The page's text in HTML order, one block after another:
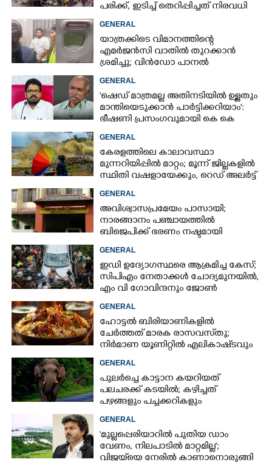
പരിക്ക്, ഇടിച്ച് തെറിപ്പിച്ചത് നിരവധി
GENERAL
യാത്രക്കിടെ വിമാനത്തിന്റെ
എമർജൻസി വാതിൽ തുറക്കാൻ
ശ്രമിച്ചു; വിൻഡോ പാനൽ
നെടുമ്പാശേരിയിൽ മലയാളി
അറസ്റ്റിൽ
GENERAL
'ഷെഡ് മാത്രമല്ല അതിനടിയിൽ ഉള്ളതും
മാന്തിയെടുക്കാൻ പാർട്ടിക്കറിയാം':
ഭീഷണി പ്രസംഗവുമായി കെ കെ
GENERAL
കേരളത്തിലെ കാലാവസ്ഥാ
മുന്നറിയിപ്പിൽ മാറ്റം; മൂന്ന് ജില്ലകളിൽ
സ്ഥിതി വഷളായേക്കും, റെഡ് അലർട്ട്
GENERAL
അവിശ്വാസപ്രമേയം പാസായി;
നാരങ്ങാനം പഞ്ചായത്തിൽ
ബിജെപിക്ക് ഭരണം നഷ്ടമായി
GENERAL
ഇഡി ഉദ്യോഗസ്ഥരെ ആക്രമിച്ച കേസ്;
സിപിഎം നേതാക്കൾ ചോദ്യമുനയിൽ,
എം വി ഗോവിന്ദനും ജോൺ
GENERAL
ഹോട്ടൽ ബിരിയാണികളിൽ
ചേർത്തത് മാരക രാസവസ്‌തു;
നിർമാണ യൂണിറ്റിൽ എലികാഷ്‌ടവും
GENERAL
പുലർച്ചെ കാട്ടാന കയറിയത്
പലചരക്ക് കടയിൽ; കഴിച്ചത്
പഴങ്ങളും പച്ചക്കറികളും
GENERAL
'മുല്ലപ്പെരിയാറിൽ പുതിയ ഡാം
വേണം, നിലപാടിൽ മാറ്റമില്ല';
വിജയ്‌യെ നേരിൽ കാണാനൊരുങ്ങി